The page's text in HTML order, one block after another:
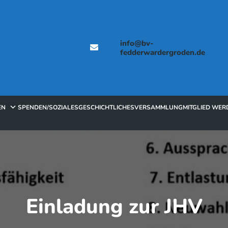
info@bv-
fedderwardergroden.de
SPENDEN/SOZIALESGESCHICHTLICHESVERSAMMLUNGMITGLIED
Einladung zur JHV